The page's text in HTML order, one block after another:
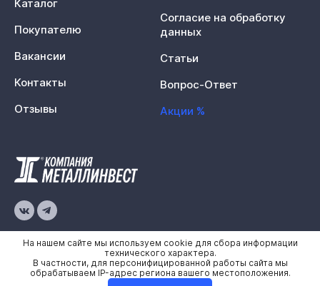
© 2026 «Металлинвест»
Политика конфиденциальности
Каталог
Покупателю
Вакансии
Контакты
Отзывы
Согласие на обработку
данных
Статьи
Вопрос-Ответ
Акции %
На нашем сайте мы используем cookie для сбора информации
технического характера.
В частности, для персонифицированной работы сайта мы
обрабатываем IP-адрес региона вашего местоположения.